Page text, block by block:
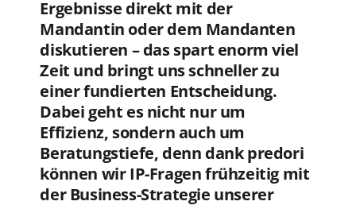
Ergebnisse direkt mit der
Mandantin oder dem Mandanten
diskutieren – das spart enorm viel
Zeit und bringt uns schneller zu
einer fundierten Entscheidung.
Dabei geht es nicht nur um
Effizienz, sondern auch um
Beratungstiefe, denn dank predori
können wir IP-Fragen frühzeitig mit
der Business-Strategie unserer